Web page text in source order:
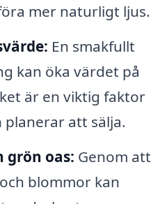
mer naturligt ljus.
En smakfullt
kan öka värdet på
är en viktig faktor
att sälja.
grön oas: Genom att
blommor kan